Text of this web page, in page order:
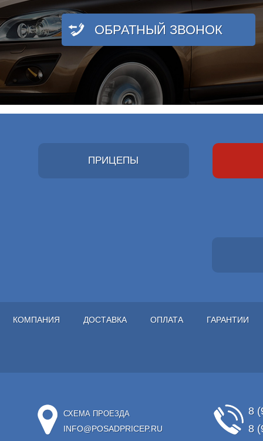
ОБРАТНЫЙ ЗВОНОК
ПРИЦЕПЫ
КОМПАНИЯ ДОСТАВКА ОПЛАТА ГАРАНТИИ
СХЕМА ПРОЕЗДА
INFO@POSADPRICEP.RU
8
8